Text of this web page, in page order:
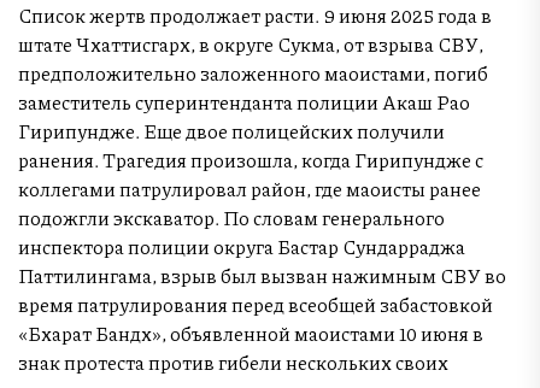
Список жертв продолжает расти. 9 июня 2025 года в
штате Чхаттисгарх, в округе Сукма, от взрыва СВУ,
предположительно заложенного маоистами, погиб
заместитель суперинтенданта полиции Акаш Рао
Гирипундже. Еще двое полицейских получили
ранения. Трагедия произошла, когда Гирипундже с
коллегами патрулировал район, где маоисты ранее
подожгли экскаватор. По словам генерального
инспектора полиции округа Бастар Сундарраджа
Паттилингама, взрыв был вызван нажимным СВУ во
время патрулирования перед всеобщей забастовкой
«Бхарат Бандх», объявленной маоистами 10 июня в
знак протеста против гибели нескольких своих